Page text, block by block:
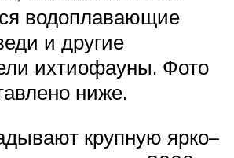
водоплавающие
и другие
ихтиофауны. Фото
ниже.
крупную ярко–